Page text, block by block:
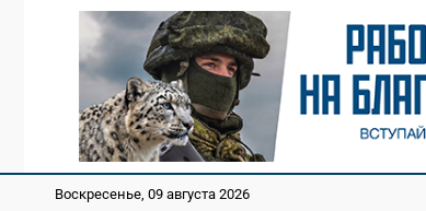
Воскресенье, 09 августа 2026